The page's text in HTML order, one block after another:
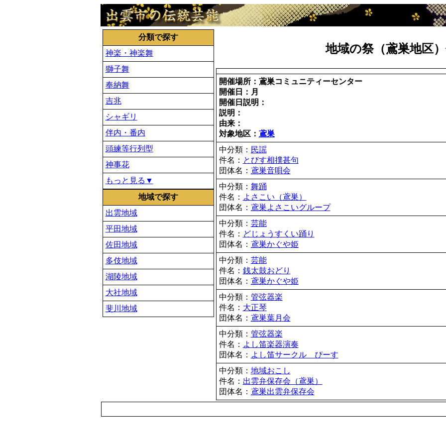
分類で探す
神楽・神楽舞
獅子舞
奉納舞
吉兆
シャギリ
伴内・番内
頭練等行列型
神事花
もっと見る▼
地域で探す
出雲地域
平田地域
佐田地域
多伎地域
湖陵地域
大社地域
斐川地域
地域の祭（鳶巣地区
開催場所：鳶巣コミュニティーセンター
開催日：月
開催日説明：
説明：
由来：
対象地区： 鳶巣
中分類： 民謡
件名： とびす相撲甚句
団体名： 鳶巣音唄会
中分類： 舞踊
件名： よさこい（鳶巣）
団体名： 鳶巣よさこいグループ
中分類： 芸能
件名： どじょうすくい踊り
団体名： 鳶巣かぐや姫
中分類： 芸能
件名： 銭太鼓おどり
団体名： 鳶巣かぐや姫
中分類： 管弦器楽
件名： 大正琴
団体名： 鳶巣葉月会
中分類： 管弦器楽
件名： よし笛楽器演奏
団体名： よし笛サークル ぴーす
中分類： 地域おこし
件名： 出雲弁保存会（鳶巣）
団体名： 鳶巣出雲弁保存会